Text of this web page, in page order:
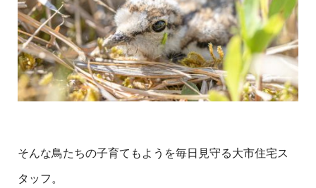
そんな鳥たちの子育てもようを毎日見守る大市住宅ス
タッフ。